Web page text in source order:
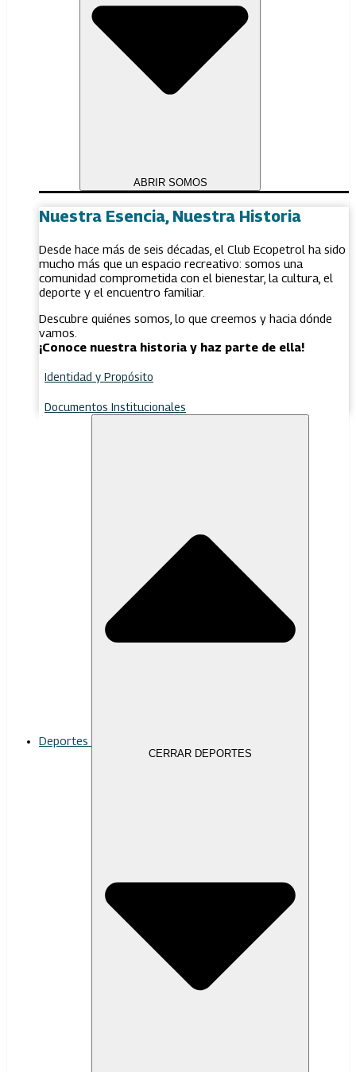
ABRIR SOMOS
Nuestra Esencia, Nuestra Historia
Desde hace más de seis décadas, el Club Ecopetrol ha sido
mucho más que un espacio recreativo: somos una
comunidad comprometida con el bienestar, la cultura, el
deporte y el encuentro familiar.
Descubre quiénes somos, lo que creemos y hacia dónde
vamos.
¡Conoce nuestra historia y haz parte de ella!
Identidad y Propósito
Documentos Institucionales
Deportes
CERRAR DEPORTES